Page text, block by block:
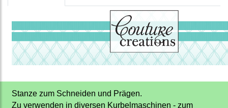
Stanze zum Schneiden und Prägen.
Zu verwenden in diversen Kurbelmaschinen - zum